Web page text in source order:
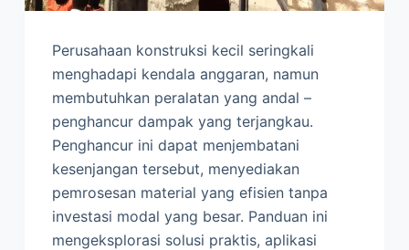
Perusahaan konstruksi kecil seringkali
menghadapi kendala anggaran, namun
membutuhkan peralatan yang andal –
penghancur dampak yang terjangkau.
Penghancur ini dapat menjembatani
kesenjangan tersebut, menyediakan
pemrosesan material yang efisien tanpa
investasi modal yang besar. Panduan ini
mengeksplorasi solusi praktis, aplikasi